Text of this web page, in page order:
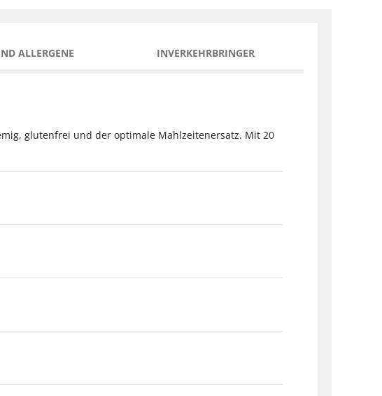
ALLERGENE INVERKEHRBRINGER
glutenfrei und der optimale Mahlzeitenersatz. Mit 20